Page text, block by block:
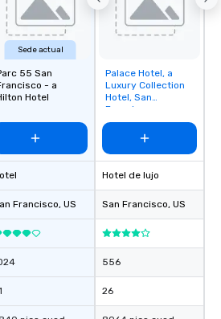
Sede actual
55 San
- a
Hotel
Francisco, US
Removed from
favorites
Palace Hotel, a
Luxury Collection
Hotel, San
Francisco
Hotel de lujo
San Francisco, US
556
26